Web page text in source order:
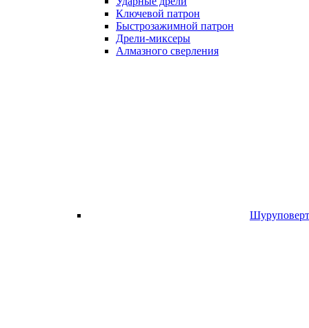
Ключевой патрон
Быстрозажимной патрон
Дрели-миксеры
Алмазного сверления